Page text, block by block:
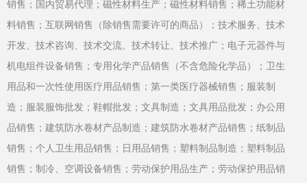
销售；国内贸易代理；磁性材料生产；磁性材料销售；稀土功能材
料销售；互联网销售（除销售需要许可的商品）；技术服务、技术
开发、技术咨询、技术交流、技术转让、技术推广；电子元器件与
机电组件设备销售；专用化学产品销售（不含危险化学品）；卫生
用品和一次性使用医疗用品销售；第一类医疗器械销售；服装制
造；服装服饰批发；鞋帽批发；文具制造；文具用品批发；办公用
品销售；建筑防水卷材产品制造；建筑防水卷材产品销售；纸制品
销售；个人卫生用品销售；日用品销售；塑料制品制造；塑料制品
销售；制冷、空调设备销售；劳动保护用品生产；劳动保护用品销